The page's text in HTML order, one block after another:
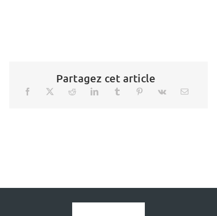
Partagez cet article